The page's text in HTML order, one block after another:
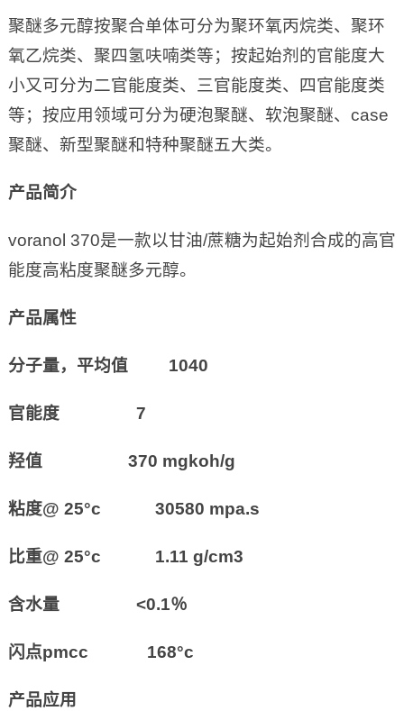
聚醚多元醇按聚合单体可分为聚环氧丙烷类、聚环
氧乙烷类、聚四氢呋喃类等；按起始剂的官能度大
小又可分为二官能度类、三官能度类、四官能度类
等；按应用领域可分为硬泡聚醚、软泡聚醚、case
聚醚、新型聚醚和特种聚醚五大类。
产品简介
voranol 370是一款以甘油/蔗糖为起始剂合成的高官
能度高粘度聚醚多元醇。
产品属性
分子量，平均值 1040
官能度 7
羟值 370 mgkoh/g
粘度@ 25°c 30580 mpa.s
比重@ 25°c 1.11 g/cm3
含水量 <0.1％
闪点pmcc 168°c
产品应用